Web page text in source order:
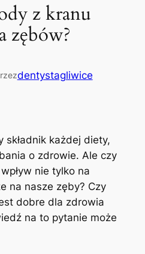
z kranu
zębów?
dentystagliwice
składnik każdej diety,
o zdrowie. ⁤Ale czy
nie tylko⁤ na
⁤na‍ nasze zęby? Czy
dobre ​dla zdrowia
‍na ⁣to pytanie może